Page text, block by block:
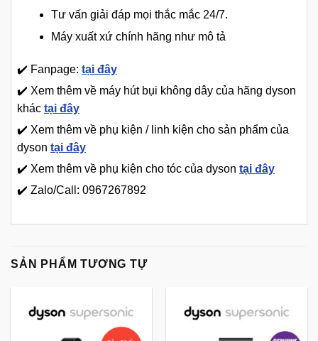
Tư vấn giải đáp mọi thắc mắc 24/7.
Máy xuất xứ chính hãng như mô tả
✔️ Fanpage: tại đây
✔️ Xem thêm về máy hút bụi không dây của hãng dyson
khác tại đây
✔️ Xem thêm về phụ kiện / linh kiện cho sản phẩm của
dyson tại đây
✔️ Xem thêm về phụ kiện cho tóc của dyson tại đây
✔️ Zalo/Call: 0967267892
SẢN PHẨM TƯƠNG TỰ